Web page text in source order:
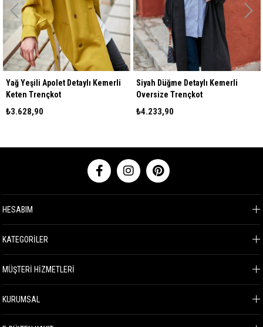
Yağ Yeşili Apolet Detaylı Kemerli
Keten Trençkot
₺3.628,90
Siyah Düğme Detaylı Kemerli
Oversize Trençkot
₺4.233,90
HESABIM
KATEGORİLER
MÜŞTERİ HİZMETLERİ
KURUMSAL